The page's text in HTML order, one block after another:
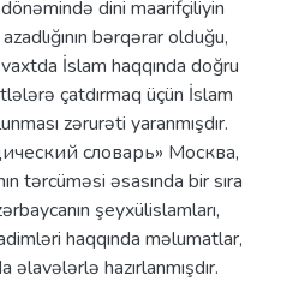
dini maarifçiliyin
bərqərar olduğu,
vaxtda İslam haqqında doğru
çatdırmaq üçün İslam
zərurəti yaranmışdır.
словарь» Москва,
tərcüməsi əsasında bir sıra
şeyxülislamları,
haqqında məlumatlar,
əlavələrlə hazırlanmışdır.